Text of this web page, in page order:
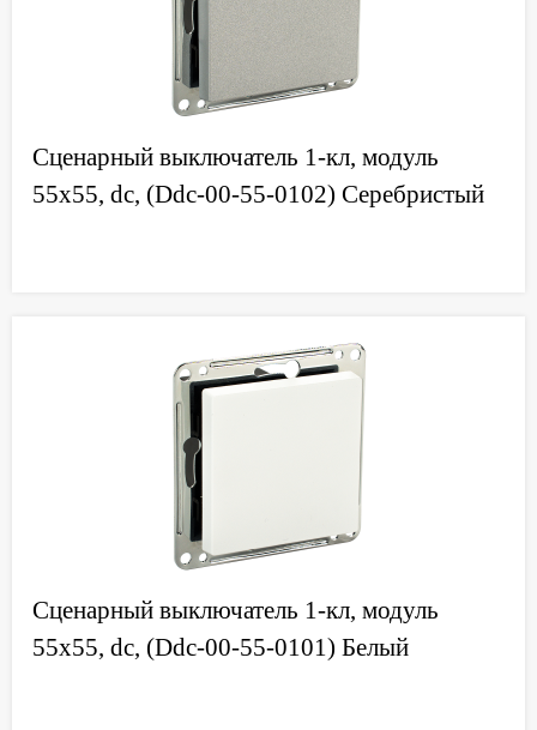
Сценарный выключатель 1-кл, модуль
55х55, dc, (Ddc-00-55-0102) Серебристый
Сценарный выключатель 1-кл, модуль
55х55, dc, (Ddc-00-55-0101) Белый